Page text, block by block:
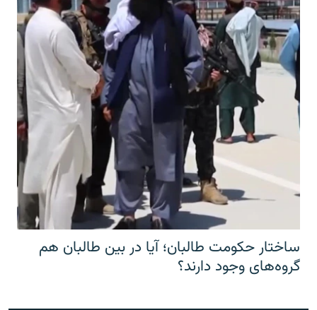
ساختار حکومت طالبان؛ آیا در بین طالبان هم
گروه‌های وجود دارند؟